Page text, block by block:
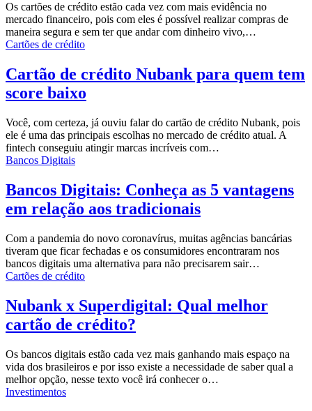
Os cartões de crédito estão cada vez com mais evidência no
mercado financeiro, pois com eles é possível realizar compras de
maneira segura e sem ter que andar com dinheiro vivo,…
Cartões de crédito
Cartão de crédito Nubank para quem tem
score baixo
Você, com certeza, já ouviu falar do cartão de crédito Nubank, pois
ele é uma das principais escolhas no mercado de crédito atual. A
fintech conseguiu atingir marcas incríveis com…
Bancos Digitais
Bancos Digitais: Conheça as 5 vantagens
em relação aos tradicionais
Com a pandemia do novo coronavírus, muitas agências bancárias
tiveram que ficar fechadas e os consumidores encontraram nos
bancos digitais uma alternativa para não precisarem sair…
Cartões de crédito
Nubank x Superdigital: Qual melhor
cartão de crédito?
Os bancos digitais estão cada vez mais ganhando mais espaço na
vida dos brasileiros e por isso existe a necessidade de saber qual a
melhor opção, nesse texto você irá conhecer o…
Investimentos